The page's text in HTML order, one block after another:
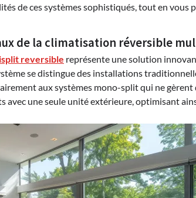
de ces systèmes sophistiqués, tout en
de la climatisation réversible
reversible représente une solution
se distingue des installations
aux systèmes mono-split qui ne
avec une seule unité extérieure, optimisant